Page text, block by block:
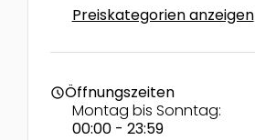
Preiskategorien anzeigen
scheduleÖffnungszeiten
Montag bis Sonntag:
00:00 - 23:59